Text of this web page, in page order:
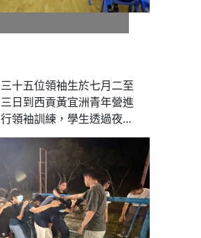
三十五位領袖生於七月二至
三日到西貢黃宜洲青年營進
行領袖訓練，學生透過夜行
活動及小組挑戰培養團隊合
作精神、解難能力及溝通能
力。